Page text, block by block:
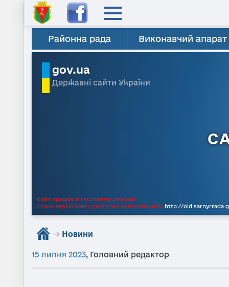
Районна рада Виконавчий апарат
gov.ua
Державні сайти України
Сайт працює в тестовому режимі.
Стара версія сайту доступна за посиланням http://
→ Новини
15 липня 2023, Головний редактор